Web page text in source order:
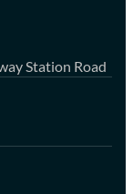
Station Road